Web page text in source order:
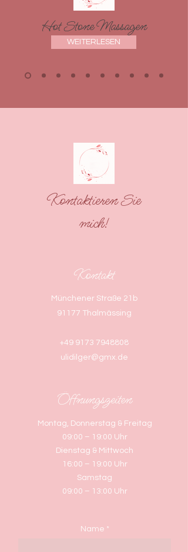
Hot Stone Massagen
WEITERLESEN
Kontakt
Münchener Straße 21b
91177 Thalmässing
+49 9173 7948808
ulidilger@gmx.de
Öffnungszeiten
Montag, Donnerstag & Freitag
09:00 – 19:00 Uhr
Dienstag & Mittwoch
16:00 – 19:00 Uhr
Samstag
09:00 – 13:00 Uhr
Name
Kontaktieren Sie
mich!